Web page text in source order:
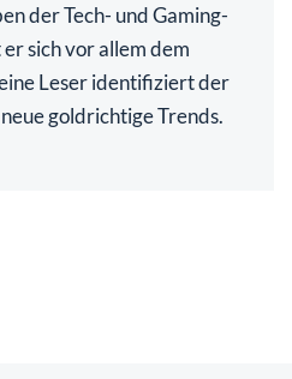
der Tech- und Gaming-
sich vor allem dem
Leser identifiziert der
goldrichtige Trends.